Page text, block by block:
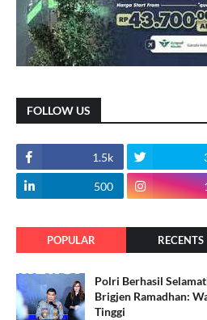
FOLLOW US
1.5k
500
POPULAR RECENTS
Polri Berhasil
Brigjen Ramadhan:
Tinggi